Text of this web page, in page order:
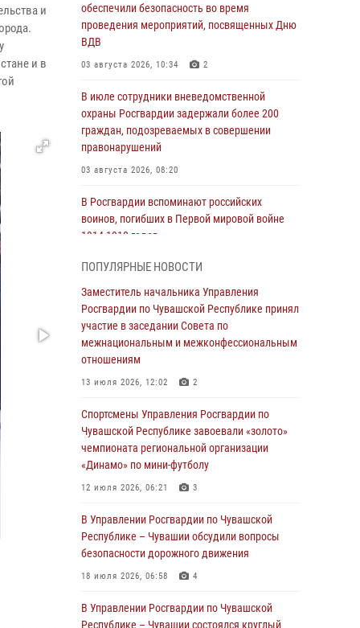
и
и в
обеспечили безопасность во время
проведения мероприятий, посвященных Дню
ВДВ
03 августа 2026, 10:34 2
В июле сотрудники вневедомственной
охраны Росгвардии задержали более 200
граждан, подозреваемых в совершении
правонарушений
03 августа 2026, 08:20
В Росгвардии вспоминают российских
воинов, погибших в Первой мировой войне
1914-1918 годов
В Ядрине сотрудники Росгвардии задержали
подозреваемого в причинении тяжкого вреда
здоровью
01 августа 2026, 06:12
1 августа – День дежурной службы войск
Федерации
01 августа 2026, 05:17
Директор Росгвардии Герой России генерал
армии Виктор Золотов поздравил
профессиональным праздником
01 августа 2026, 00:01
В Чебоксарах при участии спецназа
немаркированной никотиносодержащей
продукции (видео)
ПОПУЛЯРНЫЕ НОВОСТИ
Заместитель начальника Управления
Росгвардии по Чувашской Республике принял
участие в заседании Совета по
межнациональным и межконфессиональным
отношениям
13 июля 2026, 12:02 2
Спортсмены Управления Росгвардии по
Чувашской Республике завоевали «золото»
чемпионата региональной организации
«Динамо» по мини-футболу
12 июля 2026, 06:21 3
В Управлении Росгвардии по Чувашской
Республике – Чувашии обсудили вопросы
безопасности дорожного движения
18 июля 2026, 06:58 4
В Управлении Росгвардии по Чувашской
Республике – Чувашии состоялся круглый